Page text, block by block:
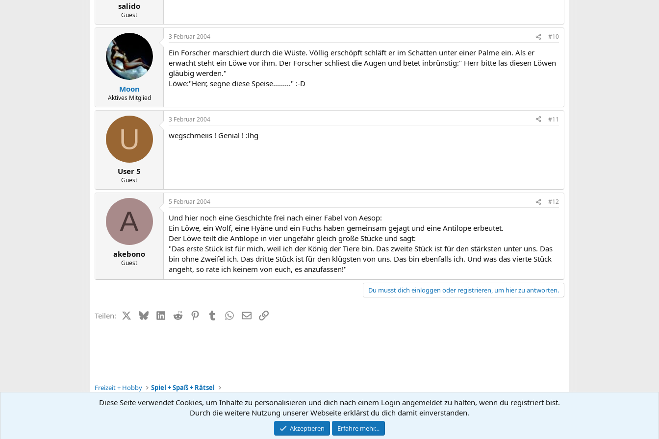
salido
Guest
Moon
Aktives Mitglied
3 Februar 2004 #10
Ein Forscher marschiert durch die Wüste. Völlig erschöpft schläft er im Schatten unter einer Palme ein. Als er
erwacht steht ein Löwe vor ihm. Der Forscher schliest die Augen und betet inbrünstig:" Herr bitte las diesen Löwen
gläubig werden."
Löwe:"Herr, segne diese Speise........." :-D
U
User 5
Guest
3 Februar 2004 #11
wegschmeiis ! Genial ! :lhg
A
akebono
Guest
5 Februar 2004 #12
Und hier noch eine Geschichte frei nach einer Fabel von Aesop:
Ein Löwe, ein Wolf, eine Hyäne und ein Fuchs haben gemeinsam gejagt und eine Antilope erbeutet.
Der Löwe teilt die Antilope in vier ungefähr gleich große Stücke und sagt:
"Das erste Stück ist für mich, weil ich der König der Tiere bin. Das zweite Stück ist für den stärksten unter uns. Das
bin ohne Zweifel ich. Das dritte Stück ist für den klügsten von uns. Das bin ebenfalls ich. Und was das vierte Stück
angeht, so rate ich keinem von euch, es anzufassen!"
Du musst dich einloggen oder registrieren, um hier zu antworten.
Teilen: X (Twitter)
BlueskyLinkedIn
Reddit PinterestTumblrWhatsApp
E-MailLink
Freizeit + Hobby Spiel + Spaß + Rätsel
Kontakt Nutzungsbedingungen Datenschutz
Community platform by XenForo ® © 2010-2026 XenForo Ltd.
Diese Seite verwendet Cookies, um Inhalte zu personalisieren und dich nach einem Login angemeldet zu halten, wenn du registriert bist.
Durch die weitere Nutzung unserer Webseite erklärst du dich damit einverstanden.
Akzeptieren Erfahre mehr…